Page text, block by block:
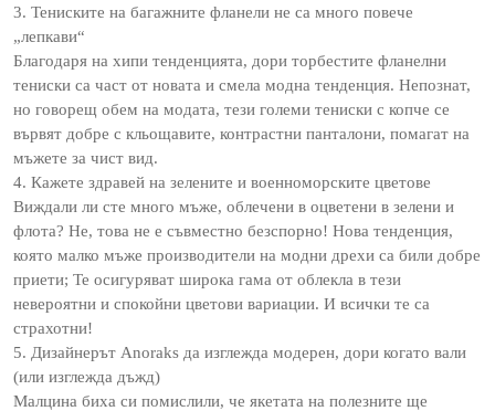
3. Тениските на багажните фланели не са много повече
„лепкави“
Благодаря на хипи тенденцията, дори торбестите фланелни
тениски са част от новата и смела модна тенденция. Непознат,
но говорещ обем на модата, тези големи тениски с копче се
вървят добре с кльощавите, контрастни панталони, помагат на
мъжете за чист вид.
4. Кажете здравей на зелените и военноморските цветове
Виждали ли сте много мъже, облечени в оцветени в зелени и
флота? Не, това не е съвместно безспорно! Нова тенденция,
която малко мъже производители на модни дрехи са били добре
приети; Те осигуряват широка гама от облекла в тези
невероятни и спокойни цветови вариации. И всички те са
страхотни!
5. Дизайнерът Anoraks да изглежда модерен, дори когато вали
(или изглежда дъжд)
Малцина биха си помислили, че якетата на полезните ще